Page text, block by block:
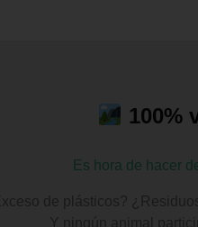
100%
Es hora de hacer